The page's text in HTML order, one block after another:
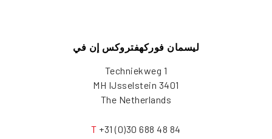
ليسمان فوركهفتروكس إن في
Techniekweg 1
3401 MH IJsselstein
The Netherlands
T +31 (0)30 688 48 84